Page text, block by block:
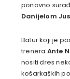
ponovno
Danijelom
Batur koji je
trenera Ante
nositi dres
košarkaških